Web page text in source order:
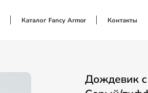
Каталог Fancy Armor Контакты
Дождевик